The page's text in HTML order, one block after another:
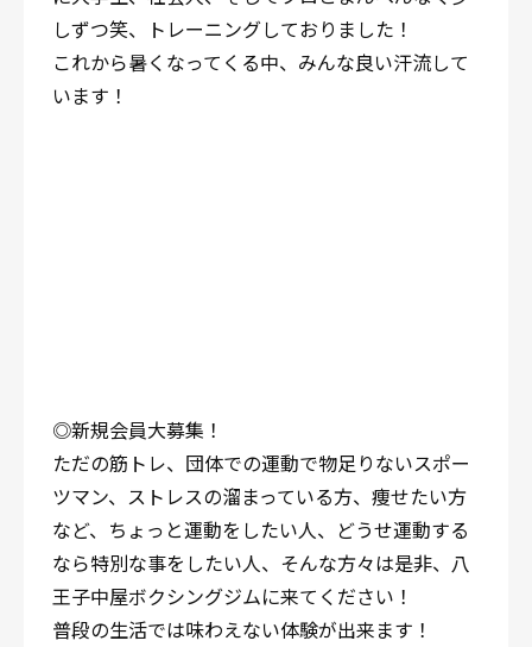
〒192-0072 東京都八王子市南町3-8 第2原嶋ビル1F
Tel/Fax：042-622-7222
営業時間：月〜土 14:00〜22:00 / 日・祝 14:00〜19:00
しずつ笑、トレーニングしておりました！
これから暑くなってくる中、みんな良い汗流して
います！
◎新規会員大募集！
ただの筋トレ、団体での運動で物足りないスポー
ツマン、ストレスの溜まっている方、痩せたい方
など、ちょっと運動をしたい人、どうせ運動する
なら特別な事をしたい人、そんな方々は是非、八
王子中屋ボクシングジムに来てください！
普段の生活では味わえない体験が出来ます！